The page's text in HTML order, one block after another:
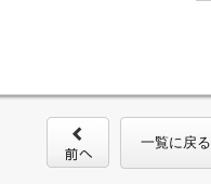
一覧に戻る